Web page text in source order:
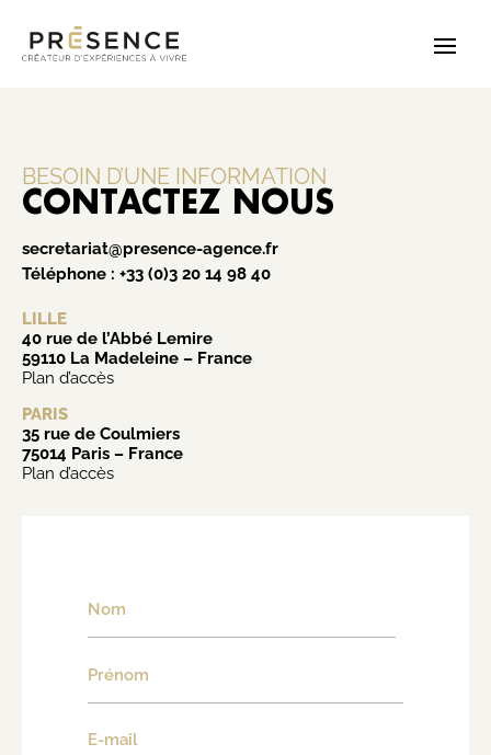
BESOIN D’UNE INFORMATION
CONTACTEZ NOUS
secretariat@presence-agence.fr
Téléphone : +33 (0)3 20 14 98 40
LILLE
40 rue de l’Abbé Lemire
59110 La Madeleine – France
Plan d’accès
PARIS
35 rue de Coulmiers
75014 Paris – France
Plan d’accès